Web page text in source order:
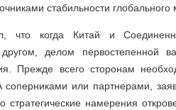
стабильности
что когда Китай и
делом первостепенной
Прежде всего сторонам
или партнерами,
стратегические намерения